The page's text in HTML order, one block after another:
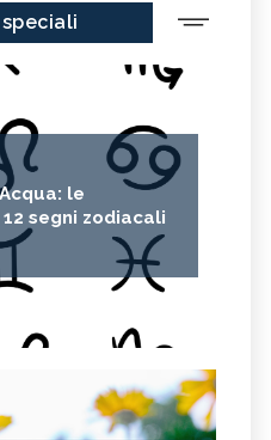
le
segni zodiacali